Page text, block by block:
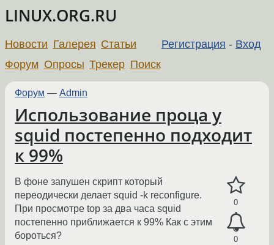
LINUX.ORG.RU
Регистрация - Вход
Новости Галерея Статьи
Форум Опросы Трекер Поиск
Форум — Admin
Использование проца у
squid постепенно подходит
к 99%
0
0
В фоне запушен скрипт который
переодически делает squid -k reconfigure.
При просмотре top за два часа squid
постепенно приближается к 99% Как с этим
бороться?